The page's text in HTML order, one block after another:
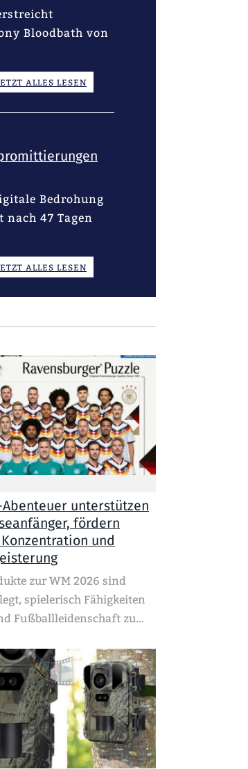
Bloodbath von
ALLES LESEN
Bedrohung
47 Tagen
ALLES LESEN
unterstützen
fördern
und
zur WM 2026 sind
spielerisch Fähigkeiten
Fußballleidenschaft zu…